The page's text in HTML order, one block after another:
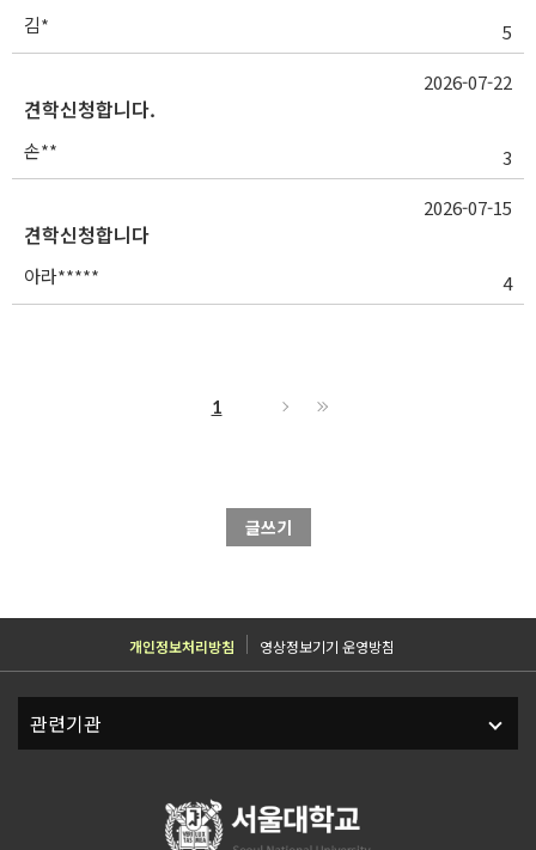
김* 5
견학신청합니다.
손** 3
2026-07-22
견학신청합니다
아라***** 4
2026-07-15
1
글쓰기
개인정보처리방침 영상정보기기 운영방침